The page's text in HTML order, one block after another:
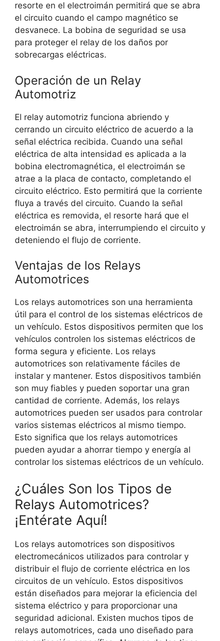
resorte en el electroimán permitirá que se abra
el circuito cuando el campo magnético se
desvanece. La bobina de seguridad se usa
para proteger el relay de los daños por
sobrecargas eléctricas.
Operación de un Relay
Automotriz
El relay automotriz funciona abriendo y
cerrando un circuito eléctrico de acuerdo a la
señal eléctrica recibida. Cuando una señal
eléctrica de alta intensidad es aplicada a la
bobina electromagnética, el electroimán se
atrae a la placa de contacto, completando el
circuito eléctrico. Esto permitirá que la corriente
fluya a través del circuito. Cuando la señal
eléctrica es removida, el resorte hará que el
electroimán se abra, interrumpiendo el circuito y
deteniendo el flujo de corriente.
Ventajas de los Relays
Automotrices
Los relays automotrices son una herramienta
útil para el control de los sistemas eléctricos de
un vehículo. Estos dispositivos permiten que los
vehículos controlen los sistemas eléctricos de
forma segura y eficiente. Los relays
automotrices son relativamente fáciles de
instalar y mantener. Estos dispositivos también
son muy fiables y pueden soportar una gran
cantidad de corriente. Además, los relays
automotrices pueden ser usados para controlar
varios sistemas eléctricos al mismo tiempo.
Esto significa que los relays automotrices
pueden ayudar a ahorrar tiempo y energía al
controlar los sistemas eléctricos de un vehículo.
¿Cuáles Son los Tipos de
Relays Automotrices?
¡Entérate Aquí!
Los relays automotrices son dispositivos
electromecánicos utilizados para controlar y
distribuir el flujo de corriente eléctrica en los
circuitos de un vehículo. Estos dispositivos
están diseñados para mejorar la eficiencia del
sistema eléctrico y para proporcionar una
seguridad adicional. Existen muchos tipos de
relays automotrices, cada uno diseñado para